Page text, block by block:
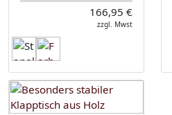
166,95 €
zzgl. Mwst